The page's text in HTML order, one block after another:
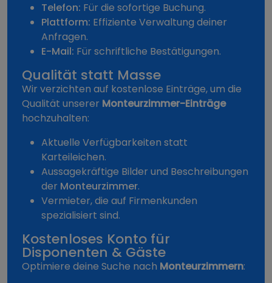
Telefon: Für die sofortige Buchung.
Plattform: Effiziente Verwaltung deiner
Anfragen.
E-Mail: Für schriftliche Bestätigungen.
Qualität statt Masse
Wir verzichten auf kostenlose Einträge, um die
Qualität unserer Monteurzimmer-Einträge
hochzuhalten:
Aktuelle Verfügbarkeiten statt
Karteileichen.
Aussagekräftige Bilder und Beschreibungen
der Monteurzimmer.
Vermieter, die auf Firmenkunden
spezialisiert sind.
Kostenloses Konto für
Disponenten & Gäste
Optimiere deine Suche nach Monteurzimmern: